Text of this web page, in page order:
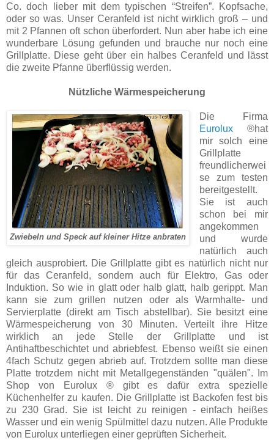
Co. doch lieber mit dem typischen “Streifen”. Kopfsache,
oder so was. Unser Ceranfeld ist nicht wirklich groß – und
mit 2 Pfannen oft schon überfordert. Nun aber habe ich eine
wunderbare Lösung gefunden und brauche nur noch eine
Grillplatte. Diese geht über ein halbes Ceranfeld und lässt
die zweite Pfanne überflüssig werden.
Nützliche Wärmespeicherung
Zwiebeln und Speck auf kleiner Hitze anbraten
Die Firma
Eurolux
®hat
mir solch eine
Grillplatte
freundlicherwei
se zum testen
bereitgestellt.
Sie ist auch
schon bei mir
angekommen
und wurde
natürlich auch
gleich ausprobiert. Die Grillplatte gibt es natürlich nicht nur
für das Ceranfeld, sondern auch für Elektro, Gas oder
Induktion. So wie in glatt oder halb glatt, halb gerippt. Man
kann sie zum grillen nutzen oder als Warmhalte- und
Servierplatte (direkt am Tisch abstellbar). Sie besitzt eine
Wärmespeicherung von 30 Minuten. Verteilt ihre Hitze
wirklich an jede Stelle der Grillplatte und ist
Antihaftbeschichtet und abriebfest. Ebenso weißt sie einen
4fach Schutz gegen abrieb auf. Trotzdem sollte man diese
Platte trotzdem nicht mit Metallgegenständen "quälen". Im
Shop von Eurolux ®gibt es dafür extra spezielle
Küchenhelfer zu kaufen. Die Grillplatte ist Backofen fest bis
zu 230 Grad. Sie ist leicht zu reinigen - einfach heißes
Wasser und ein wenig Spülmittel dazu nutzen. Alle Produkte
von Eurolux unterliegen einer geprüften Sicherheit.